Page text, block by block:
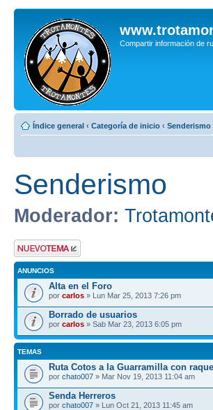
Compartir información de
Índice general ‹ Categoría de inicio ‹ Senderismo
Senderismo
Moderador:
Publicar un nuevo
tema
ANUNCIOS
Alta en el Foro
por carlos » Lun Mar 25, 2013 7:26 pm
Borrado de usuarios
por carlos » Sab Mar 23, 2013 6:05 pm
TEMAS
Ruta Cotos a la Guarramilla con
por chato007 » Mar Nov 19, 2013 11:04 am
Senda Herreros
por chato007 » Lun Oct 21, 2013 11:45 am